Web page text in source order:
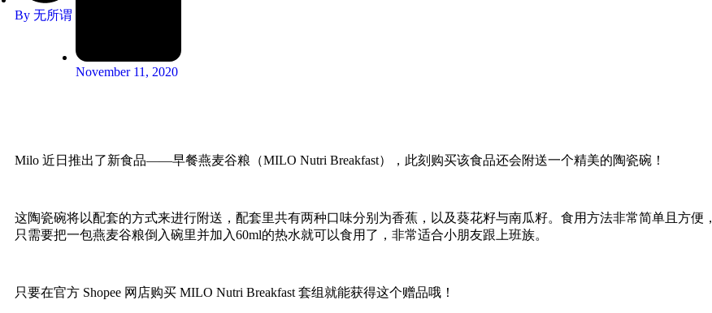
By 无所谓
November 11, 2020
Milo 近日推出了新食品——早餐燕麦谷粮（MILO Nutri Breakfast），此刻购买该食品还会附送一个精美的陶瓷碗！
这陶瓷碗将以配套的方式来进行附送，配套里共有两种口味分别为香蕉，以及葵花籽与南瓜籽。食用方法非常简单且方便，
只需要把一包燕麦谷粮倒入碗里并加入60ml的热水就可以食用了，非常适合小朋友跟上班族。
只要在官方 Shopee 网店购买 MILO Nutri Breakfast 套组就能获得这个赠品哦！